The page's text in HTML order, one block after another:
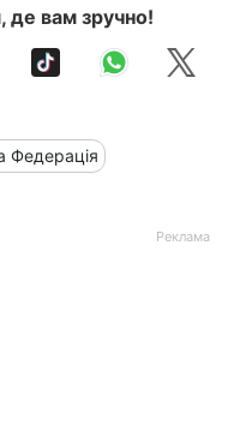
де вам зручно!
Федерація